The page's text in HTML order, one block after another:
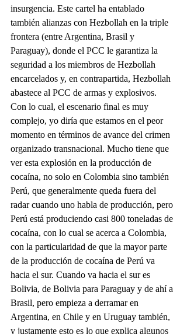
insurgencia. Este cartel ha entablado
también alianzas con Hezbollah en la triple
frontera (entre Argentina, Brasil y
Paraguay), donde el PCC le garantiza la
seguridad a los miembros de Hezbollah
encarcelados y, en contrapartida, Hezbollah
abastece al PCC de armas y explosivos.
Con lo cual, el escenario final es muy
complejo, yo diría que estamos en el peor
momento en términos de avance del crimen
organizado transnacional. Mucho tiene que
ver esta explosión en la producción de
cocaína, no solo en Colombia sino también
Perú, que generalmente queda fuera del
radar cuando uno habla de producción, pero
Perú está produciendo casi 800 toneladas de
cocaína, con lo cual se acerca a Colombia,
con la particularidad de que la mayor parte
de la producción de cocaína de Perú va
hacia el sur. Cuando va hacia el sur es
Bolivia, de Bolivia para Paraguay y de ahí a
Brasil, pero empieza a derramar en
Argentina, en Chile y en Uruguay también,
y justamente esto es lo que explica algunos